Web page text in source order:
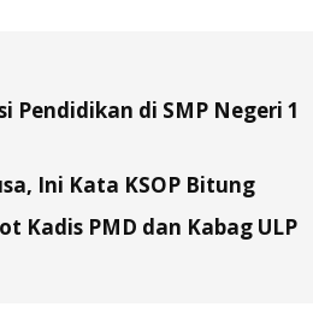
Pendidikan di SMP Negeri 1
Ini Kata KSOP Bitung
Kadis PMD dan Kabag ULP